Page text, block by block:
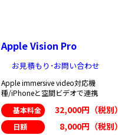
Apple Vision Pro
お見積もり･お問い合わせ
Apple immersive video対応機
種/iPhoneと空間ビデオで連携
基本料金
32,000円（税別）
日額 8,000円（税別）